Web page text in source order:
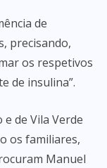
de
precisando,
os respetivos
de insulina”.
e de Vila Verde
os familiares,
Manuel